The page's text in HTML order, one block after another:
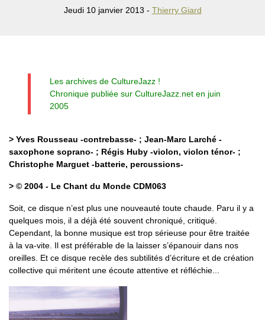
Jeudi 10 janvier 2013 - Thierry Giard
Les archives de CultureJazz !
Chronique publiée sur CultureJazz.net en juin
2005
> Yves Rousseau -contrebasse- ; Jean-Marc Larché -
saxophone soprano- ; Régis Huby -violon, violon ténor- ;
Christophe Marguet -batterie, percussions-
> © 2004 - Le Chant du Monde CDM063
Soit, ce disque n’est plus une nouveauté toute chaude. Paru il y a
quelques mois, il a déjà été souvent chroniqué, critiqué.
Cependant, la bonne musique est trop sérieuse pour être traitée
à la va-vite. Il est préférable de la laisser s’épanouir dans nos
oreilles. Et ce disque recèle des subtilités d’écriture et de création
collective qui méritent une écoute attentive et réfléchie...